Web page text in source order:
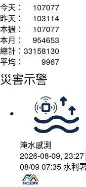
今天：
107077
昨天：
103114
本週：
107077
本月：
954653
總計： 33158130
平均：
9967
災害示警
淹水感測
2026-08-09,
08/09 07:35 水利